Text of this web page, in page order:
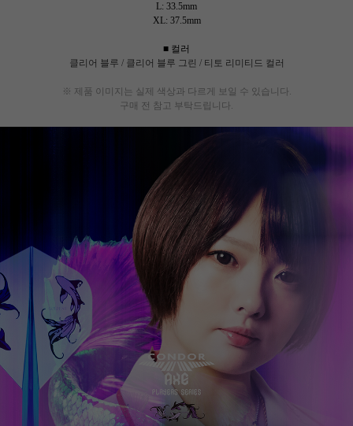
L: 33.5mm
XL: 37.5mm
■ 컬러
클리어 블루 / 클리어 블루 그린 / 티토 리미티드 컬러
※ 제품 이미지는 실제 색상과 다르게 보일 수 있습니다.
구매 전 참고 부탁드립니다.